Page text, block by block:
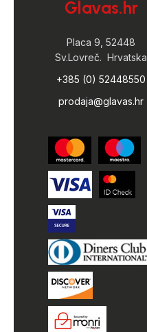
Glavas.hr
Placa 9, 52448
Sv.Lovreč. Hrvatska
+385 (0) 52448550
prodaja@glavas.hr